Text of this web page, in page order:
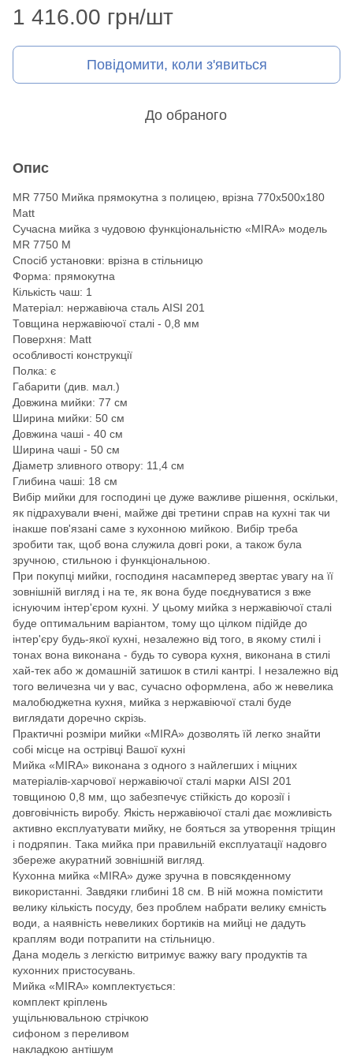
1 416.00 грн/шт
Повідомити, коли з'явиться
До обраного
Опис
MR 7750 Мийка прямокутна з полицею, врізна 770х500х180
Matt
Сучасна мийка з чудовою функціональністю «MIRA» модель
MR 7750 M
Спосіб установки: врізна в стільницю
Форма: прямокутна
Кількість чаш: 1
Матеріал: нержавіюча сталь AISI 201
Товщина нержавіючої сталі - 0,8 мм
Поверхня: Matt
особливості конструкції
Полка: є
Габарити (див. мал.)
Довжина мийки: 77 см
Ширина мийки: 50 см
Довжина чаші - 40 см
Ширина чаші - 50 см
Діаметр зливного отвору: 11,4 см
Глибина чаші: 18 см
Вибір мийки для господині це дуже важливе рішення, оскільки,
як підрахували вчені, майже дві третини справ на кухні так чи
інакше пов'язані саме з кухонною мийкою. Вибір треба
зробити так, щоб вона служила довгі роки, а також була
зручною, стильною і функціональною.
При покупці мийки, господиня насамперед звертає увагу на її
зовнішній вигляд і на те, як вона буде поєднуватися з вже
iснуючим інтер'єром кухні. У цьому мийка з нержавіючої сталі
буде оптимальним варіантом, тому що цілком підійде до
інтер'єру будь-якої кухні, незалежно від того, в якому стилі і
тонах вона виконана - будь то сувора кухня, виконана в стилі
хай-тек або ж домашній затишок в стилі кантрі. І незалежно від
того величезна чи у вас, сучасно оформлена, або ж невелика
малобюджетна кухня, мийка з нержавіючої сталі буде
виглядати доречно скрізь.
Практичні розміри мийки «MIRA» дозволять їй легко знайти
собі місце на острівці Вашої кухні
Мийка «MIRA» виконана з одного з найлегших і міцних
матеріалів-харчової нержавіючої сталі марки AISI 201
товщиною 0,8 мм, що забезпечує стійкість до корозії і
довговічність виробу. Якість нержавіючої сталі дає можливість
активно експлуатувати мийку, не бояться за утворення тріщин
і подряпин. Така мийка при правильній експлуатації надовго
збереже акуратний зовнішній вигляд.
Кухонна мийка «MIRA» дуже зручна в повсякденному
використанні. Завдяки глибині 18 см. В ній можна помістити
велику кількість посуду, без проблем набрати велику ємність
води, а наявність невеликих бортиків на мийці не дадуть
краплям води потрапити на стільницю.
Дана модель з легкістю витримує важку вагу продуктів та
кухонних пристосувань.
Мийка «MIRA» комплектується:
комплект кріплень
ущільнювальною стрічкою
сифоном з переливом
накладкою антiшум